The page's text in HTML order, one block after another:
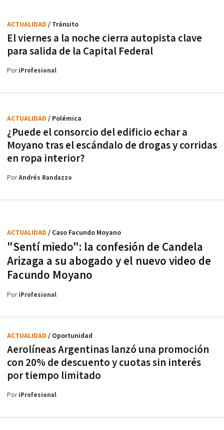
El viernes a la noche cierra autopista clave
para salida de la Capital Federal
ACTUALIDAD / Tránsito
PoriProfesional
¿Puede el consorcio del edificio echar a
Moyano tras el escándalo de drogas y corridas
en ropa interior?
ACTUALIDAD / Polémica
PorAndrés Randazzo
"Sentí miedo": la confesión de Candela
Arizaga a su abogado y el nuevo video de
Facundo Moyano
ACTUALIDAD / Caso Facundo Moyano
PoriProfesional
Aerolíneas Argentinas lanzó una promoción
con 20% de descuento y cuotas sin interés
por tiempo limitado
ACTUALIDAD / Oportunidad
PoriProfesional